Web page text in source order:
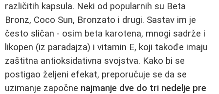
različitih kapsula. Neki od popularnih su Beta
Bronz, Coco Sun, Bronzato i drugi. Sastav im je
često sličan - osim beta karotena, mnogi sadrže i
likopen (iz paradajza) i vitamin E, koji takođe imaju
zaštitna antioksidativna svojstva. Kako bi se
postigao željeni efekat, preporučuje se da se
uzimanje započne najmanje dve do tri nedelje pre